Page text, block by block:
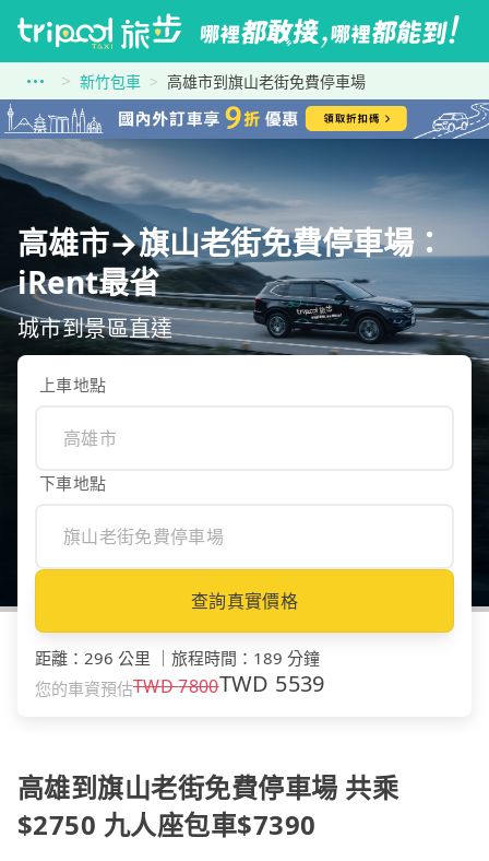
新竹包車 高雄市到旗山老街免費停車場
高雄市→旗山老街免費停車場：
iRent最省
城市到景區直達
上車地點
下車地點
查詢真實價格
距離 ： 296 公里 旅程時間 ： 189 分鐘
您的車資預估TWD7800TWD 5539
高雄到旗山老街免費停車場 共乘
$2750 九人座包車$7390